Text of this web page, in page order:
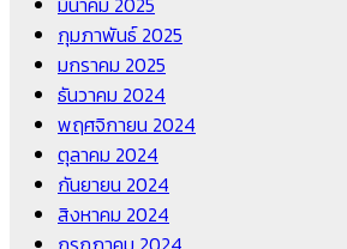
กุมภาพันธ์ 2025
มกราคม 2025
ธันวาคม 2024
พฤศจิกายน 2024
ตุลาคม 2024
กันยายน 2024
สิงหาคม 2024